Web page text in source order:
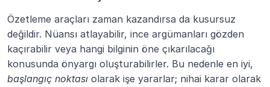
Özetleme araçları zaman kazandırsa da kusursuz
değildir. Nüansı atlayabilir, ince argümanları gözden
kaçırabilir veya hangi bilginin öne çıkarılacağı
başlangıç noktası olarak işe yararlar; nihai karar olarak